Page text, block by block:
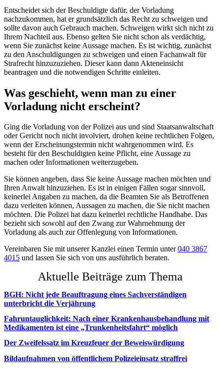
Entscheidet sich der Beschuldigte dafür, der Vorladung
nachzukommen, hat er grundsätzlich das Recht zu schweigen und
sollte davon auch Gebrauch machen. Schweigen wirkt sich nicht zu
Ihrem Nachteil aus. Ebenso gelten Sie nicht schon als verdächtig,
wenn Sie zunächst keine Aussage machen. Es ist wichtig, zunächst
zu den Anschuldigungen zu schweigen und einen Fachanwalt für
Strafrecht hinzuzuziehen. Dieser kann dann Akteneinsicht
beantragen und die notwendigen Schritte einleiten.
Was geschieht, wenn man zu einer
Vorladung nicht erscheint?
Ging die Vorladung von der Polizei aus und sind Staatsanwaltschaft
oder Gericht noch nicht involviert, drohen keine rechtlichen Folgen,
wenn der Erscheinungstermin nicht wahrgenommen wird. Es
besteht für den Beschuldigten keine Pflicht, eine Aussage zu
machen oder Informationen weiterzugeben.
Sie können angeben, dass Sie keine Aussage machen möchten und
Ihren Anwalt hinzuziehen. Es ist in einigen Fällen sogar sinnvoll,
keinerlei Angaben zu machen, da die Beamten Sie als Betroffenen
dazu verleiten können, Aussagen zu machen, die Sie nicht machen
möchten. Die Polizei hat dazu keinerlei rechtliche Handhabe. Das
bezieht sich sowohl auf den Zwang zur Wahrnehmung der
Vorladung als auch zur Offenlegung von Informationen.
Vereinbaren Sie mit unserer Kanzlei einen Termin unter040 3867
4015 und lassen Sie sich von uns ausführlich beraten.
Aktuelle Beiträge zum Thema
BGH: Nicht jede Beauftragung eines Sachverständigen
unterbricht die Verjährung
Fahruntauglichkeit: Nach einer Krankenhausbehandlung mit
Medikamenten ist eine „Trunkenheitsfahrt“ möglich
Der Zweifelssatz im Kreuzfeuer der Beweiswürdigung
Bildaufnahmen von öffentlichem Polizeieinsatz straffrei